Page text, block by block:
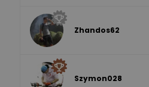
Zhandos62
Szymon028